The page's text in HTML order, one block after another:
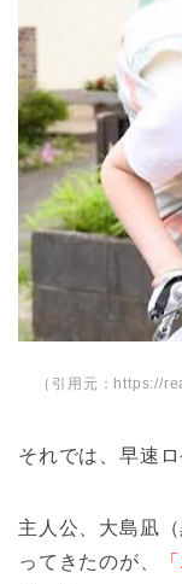
（引用元：https://
それでは、早速
主人公、大島凪
ってきたのが、